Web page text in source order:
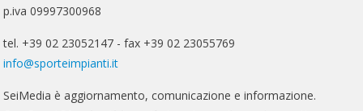
p.iva 09997300968
tel. +39 02 23052147 - fax +39 02 23055769
info@sporteimpianti.it
SeiMedia è aggiornamento, comunicazione e informazione.